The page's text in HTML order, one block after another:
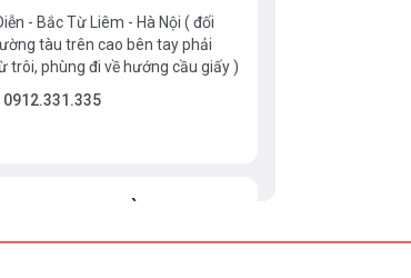
- Bắc Từ Liêm - Hà Nội ( đối
tàu trên cao bên tay phải
trôi, phùng đi về hướng cầu giấy )
0912.331.335
ĐẠI LA - HAI BÀ TRƯNG -